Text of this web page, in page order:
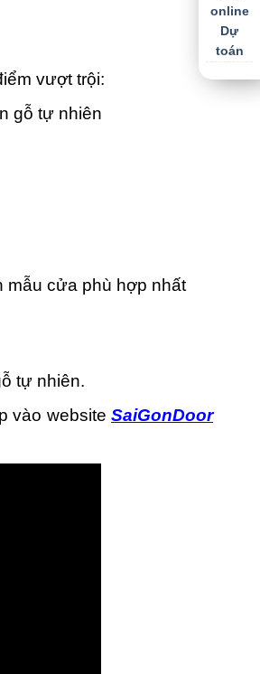
vượt trội:
gỗ tự nhiên
mẫu cửa phù hợp nhất
tự nhiên.
vào websiteSaiGonDoor
Dự
toán